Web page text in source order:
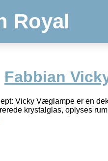
Royal
Fabbian
Vicky Væglampe er en
krystalglas, oplyses